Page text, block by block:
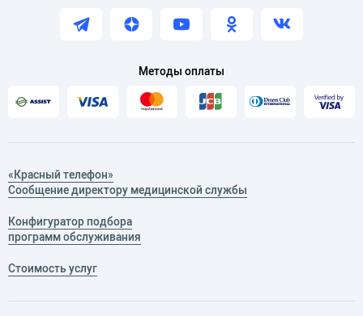
Методы оплаты
«Красный телефон»
Сообщение директору медицинской службы
Конфигуратор подбора
программ обслуживания
Стоимость услуг